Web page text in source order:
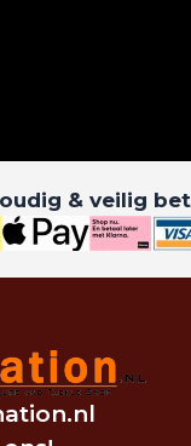
& veilig